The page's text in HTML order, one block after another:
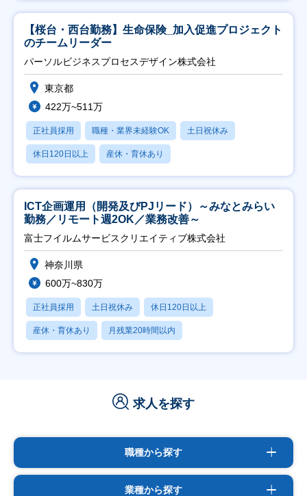
【桜台・西台勤務】生命保険_加入促進プロジェクト
のチームリーダー
パーソルビジネスプロセスデザイン株式会社
東京都
422万~511万
正社員採用 職種・業界未経験OK 土日祝休み
休日120日以上 産休・育休あり
ICT企画運用（開発及びPJリード）～みなとみらい
勤務／リモート週2OK／業務改善～
富士フイルムサービスクリエイティブ株式会社
神奈川県
600万~830万
正社員採用 土日祝休み 休日120日以上
産休・育休あり 月残業20時間以内
求人を探す
職種から探す
業種から探す